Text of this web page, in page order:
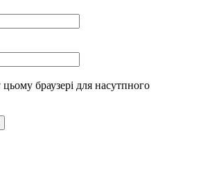
цьому браузері для насутпного